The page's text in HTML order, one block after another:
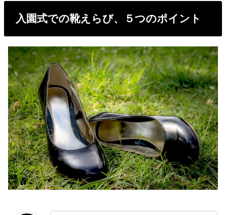
入園式での靴えらび、５つのポイント